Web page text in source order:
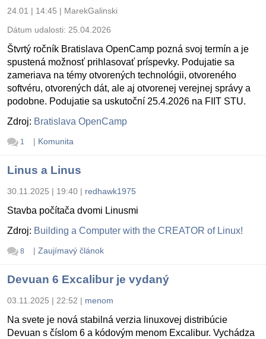
24.01 | 14:45 | MarekGalinski
Dátum udalosti: 25.04.2026
Štvrtý ročník Bratislava OpenCamp pozná svoj termín a je
spustená možnosť prihlasovať príspevky. Podujatie sa
zameriava na témy otvorených technológii, otvoreného
softvéru, otvorených dát, ale aj otvorenej verejnej správy a
podobne. Podujatie sa uskutoční 25.4.2026 na FIIT STU.
Zdroj: Bratislava OpenCamp
1 | Komunita
Linus a Linus
30.11.2025 | 19:40 | redhawk1975
Stavba počítača dvomi Linusmi
Zdroj: Building a Computer with the CREATOR of Linux!
8 | Zaujímavý článok
Devuan 6 Excalibur je vydaný
03.11.2025 | 22:52 | menom
Na svete je nová stabilná verzia linuxovej distribúcie
Devuan s číslom 6 a kódovým menom Excalibur. Vychádza